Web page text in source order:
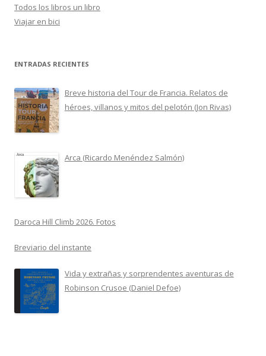
Todos los libros un libro
Viajar en bici
ENTRADAS RECIENTES
Breve historia del Tour de Francia. Relatos de
héroes, villanos y mitos del pelotón (Jon Rivas)
Arca (Ricardo Menéndez Salmón)
Daroca Hill Climb 2026. Fotos
Breviario del instante
Vida y extrañas y sorprendentes aventuras de
Robinson Crusoe (Daniel Defoe)